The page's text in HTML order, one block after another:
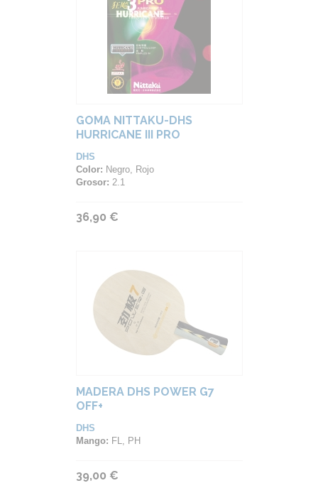
GOMA NITTAKU-DHS
HURRICANE III PRO
DHS
Color: Negro, Rojo
Grosor: 2.1
36,90 €
MADERA DHS POWER G7
OFF+
DHS
Mango: FL, PH
39,00 €